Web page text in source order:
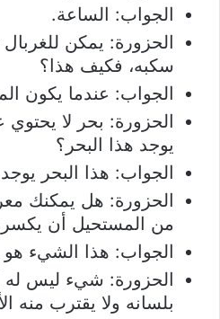
الجواب: الساعة.
الحزورة: يمكن
سكبه، فكيف هذا؟
الجواب: عندما يكون
الحزورة: بحر لا
يوجد هذا البحر؟
الجواب: هذا البحر
الحزورة: هل يمكنك
من المستحيل أن
الجواب: هذا الشيء هو
الحزورة: شيء ليس له
بلسانه ولا يقترب منه